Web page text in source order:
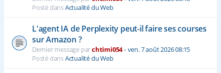
Posté dansActualité du Web
L'agent IA de Perplexity peut-il faire ses courses
sur Amazon ?
Dernier message parchtimi054«ven. 7 août 2026 08:15
Posté dansActualité du Web